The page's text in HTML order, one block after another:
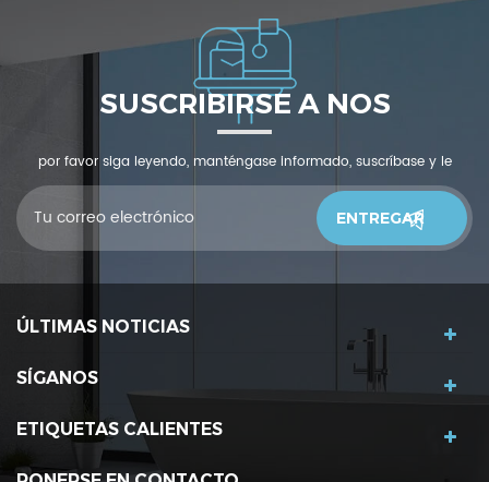
SUSCRIBIRSE A NOS
por favor siga leyendo, manténgase informado, suscríbase y le
invitamos a que nos cuente qué piensas.
ÚLTIMAS NOTICIAS
SÍGANOS
ETIQUETAS CALIENTES